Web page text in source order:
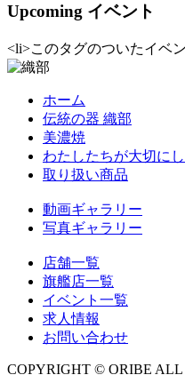
Upcoming イベント
<li>このタグのついたイベ
ホーム
伝統の器 織部
美濃焼
わたしたちが大切に
取り扱い商品
動画ギャラリー
写真ギャラリー
店舗一覧
旗艦店一覧
イベント一覧
求人情報
お問い合わせ
COPYRIGHT © ORIBE ALL